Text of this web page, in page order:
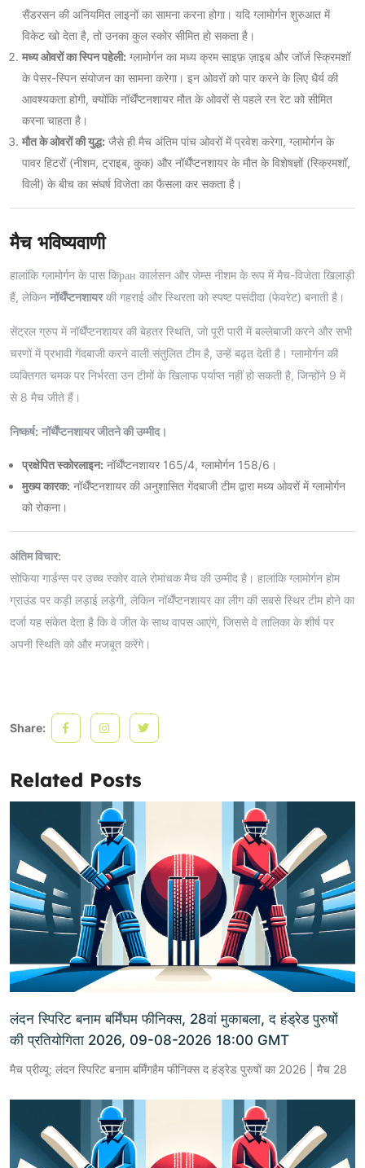
सैंडरसन की अनियमित लाइनों का सामना करना होगा। यदि ग्लामोर्गन शुरुआत में
विकेट खो देता है, तो उनका कुल स्कोर सीमित हो सकता है।
मध्य ओवरों का स्पिन पहेली: ग्लामोर्गन का मध्य क्रम साइफ़ ज़ाइब और जॉर्ज स्क्रिमशॉ
के पेसर-स्पिन संयोजन का सामना करेगा। इन ओवरों को पार करने के लिए धैर्य की
आवश्यकता होगी, क्योंकि नॉर्थैंप्टनशायर मौत के ओवरों से पहले रन रेट को सीमित
करना चाहता है।
मौत के ओवरों की युद्ध: जैसे ही मैच अंतिम पांच ओवरों में प्रवेश करेगा, ग्लामोर्गन के
पावर हिटरों (नीशम, ट्राइब, कुक) और नॉर्थैंप्टनशायर के मौत के विशेषज्ञों (स्क्रिमशॉ,
विली) के बीच का संघर्ष विजेता का फैसला कर सकता है।
मैच भविष्यवाणी
हालांकि ग्लामोर्गन के पास किран कार्लसन और जेम्स नीशम के रूप में मैच-विजेता खिलाड़ी
हैं, लेकिन नॉर्थैंप्टनशायरकी गहराई और स्थिरता को स्पष्ट पसंदीदा (फेवरेट) बनाती है।
सेंट्रल ग्रुप में नॉर्थैंप्टनशायर की बेहतर स्थिति, जो पूरी पारी में बल्लेबाजी करने और सभी
चरणों में प्रभावी गेंदबाजी करने वाली संतुलित टीम है, उन्हें बढ़त देती है। ग्लामोर्गन की
व्यक्तिगत चमक पर निर्भरता उन टीमों के खिलाफ पर्याप्त नहीं हो सकती है, जिन्होंने 9 में
से 8 मैच जीते हैं।
निष्कर्ष: नॉर्थैंप्टनशायर जीतने की उम्मीद।
प्रक्षेपित स्कोरलाइन: नॉर्थैंप्टनशायर 165/4, ग्लामोर्गन 158/6।
मुख्य कारक: नॉर्थैंप्टनशायर की अनुशासित गेंदबाजी टीम द्वारा मध्य ओवरों में ग्लामोर्गन
को रोकना।
अंतिम विचार:
सोफिया गार्डन्स पर उच्च स्कोर वाले रोमांचक मैच की उम्मीद है। हालांकि ग्लामोर्गन होम
ग्राउंड पर कड़ी लड़ाई लड़ेगी, लेकिन नॉर्थैंप्टनशायर का लीग की सबसे स्थिर टीम होने का
दर्जा यह संकेत देता है कि वे जीत के साथ वापस आएंगे, जिससे वे तालिका के शीर्ष पर
अपनी स्थिति को और मजबूत करेंगे।
Share:
Related Posts
लंदन स्पिरिट बनाम बर्मिंघम फीनिक्स, 28वां मुकाबला, द हंड्रेड पुरुषों
की प्रतियोगिता 2026, 09-08-2026 18:00 GMT
मैच प्रीव्यू: लंदन स्पिरिट बनाम बर्मिंगहैम फीनिक्स द हंड्रेड पुरुषों का 2026 | मैच 28